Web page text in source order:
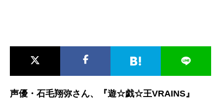
声優・石毛翔弥さん、『遊☆戯☆王VRAINS』